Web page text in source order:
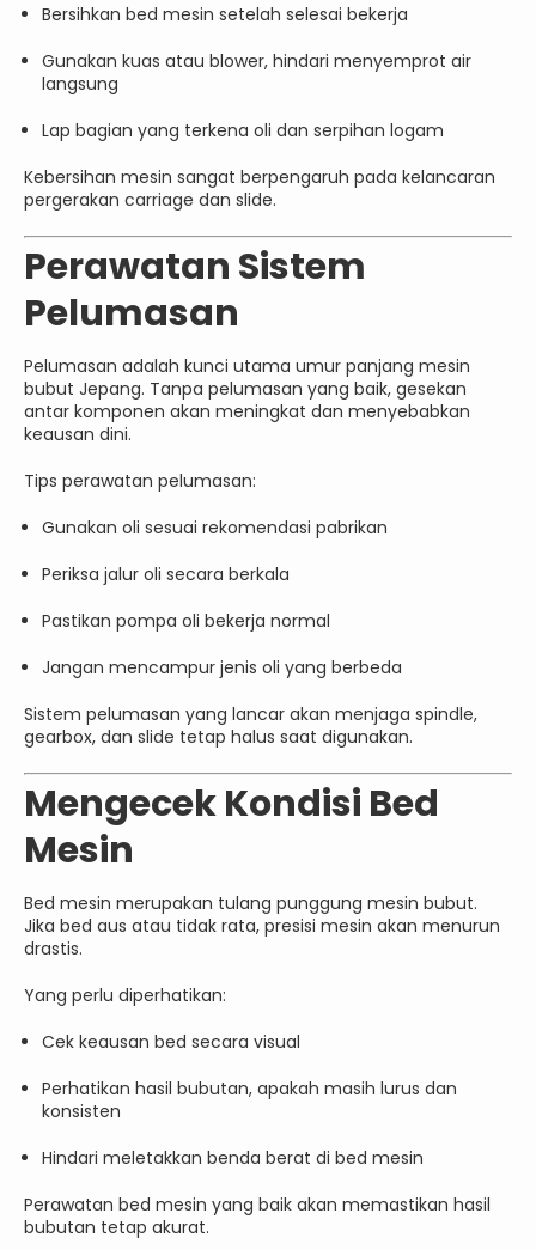
Bersihkan bed mesin setelah selesai bekerja
Gunakan kuas atau blower, hindari menyemprot air
langsung
Lap bagian yang terkena oli dan serpihan logam
Kebersihan mesin sangat berpengaruh pada kelancaran
pergerakan carriage dan slide.
Perawatan Sistem
Pelumasan
Pelumasan adalah kunci utama umur panjang mesin
bubut Jepang. Tanpa pelumasan yang baik, gesekan
antar komponen akan meningkat dan menyebabkan
keausan dini.
Tips perawatan pelumasan:
Gunakan oli sesuai rekomendasi pabrikan
Periksa jalur oli secara berkala
Pastikan pompa oli bekerja normal
Jangan mencampur jenis oli yang berbeda
Sistem pelumasan yang lancar akan menjaga spindle,
gearbox, dan slide tetap halus saat digunakan.
Mengecek Kondisi Bed
Mesin
Bed mesin merupakan tulang punggung mesin bubut.
Jika bed aus atau tidak rata, presisi mesin akan menurun
drastis.
Yang perlu diperhatikan:
Cek keausan bed secara visual
Perhatikan hasil bubutan, apakah masih lurus dan
konsisten
Hindari meletakkan benda berat di bed mesin
Perawatan bed mesin yang baik akan memastikan hasil
bubutan tetap akurat.